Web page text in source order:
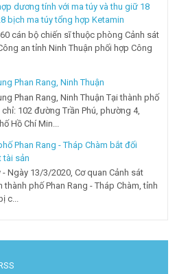
dương tính với ma túy và thu giữ 18
bịch ma túy tổng hợp Ketamin
cán bộ chiến sĩ thuộc phòng Cảnh sát
an tỉnh Ninh Thuận phối hợp Công
Phan Rang, Ninh Thuận
Phan Rang, Ninh Thuận Tại thành phố
102 đường Trần Phú, phường 4,
Hồ Chí Min...
Phan Rang - Tháp Chàm bắt đối
tài sản
Ngày 13/3/2020, Cơ quan Cảnh sát
thành phố Phan Rang - Tháp Chàm, tỉnh
c...